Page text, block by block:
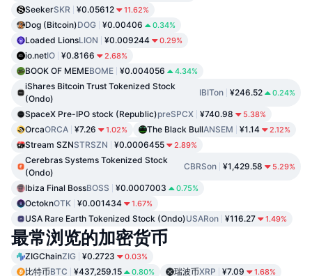
SeekerSKR ¥0.05612 11.62%
Dog (Bitcoin)DOG ¥0.00406 0.34%
Loaded LionsLION ¥0.009244 0.29%
io.netIO ¥0.8166 2.68%
BOOK OF MEMEBOME ¥0.004056 4.34%
iShares Bitcoin Trust Tokenized Stock
(Ondo)
IBITon ¥246.52 0.24%
SpaceX Pre-IPO stock (Republic)preSPCX ¥740.98 5.38%
OrcaORCA ¥7.26 1.02% The Black BullANSEM ¥1.14 2.12%
Stream SZNSTRSZN ¥0.0006455 2.89%
Cerebras Systems Tokenized Stock
(Ondo)
CBRSon ¥1,429.58 5.29%
Ibiza Final BossBOSS ¥0.0007003 0.75%
OctoknOTK ¥0.001434 1.67%
USA Rare Earth Tokenized Stock (Ondo)USARon ¥116.27 1.49%
最常浏览的加密货币
ZIGChainZIG ¥0.2723 0.03%
比特币BTC ¥437,259.15 0.80% 瑞波币XRP ¥7.09 1.68%